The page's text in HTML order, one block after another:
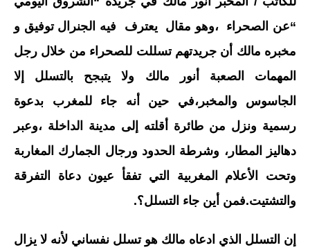
“عن الصحراء ،وهو مقال يعترف فيه الجنرال توفيق و
مخبره مالك أن جريدتهم تسللت للصحراء من خلال رجل
المهمات الصعبة أنور مالك ولا يتبجح بالتسلل إلا
الجاسوس والمخبر،في حين أنه جاء للمغرب بدعوة
رسمية ونزل من طائرة أقلته إلى مدينة الداخلة ،وعبر
دهاليز المطار، وشرطة الحدود ورجال الجمارك المغاربة
وتحت الأعلام المغربية التي تفقأ عيون دعاة التفرقة
والتشتيت.فمن أين جاء التسلل؟.
إن التسلل الذي ادعاه مالك هو تسلل نفساني لأنه لا يزال